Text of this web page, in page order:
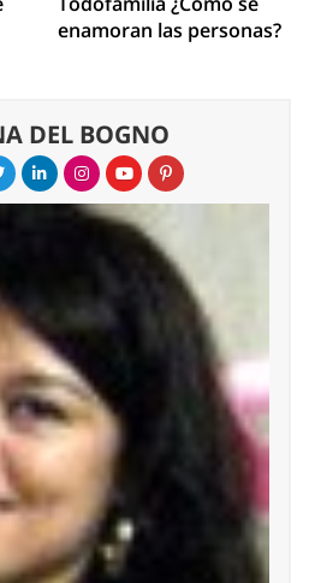
enamoran las personas?
DEL BOGNO